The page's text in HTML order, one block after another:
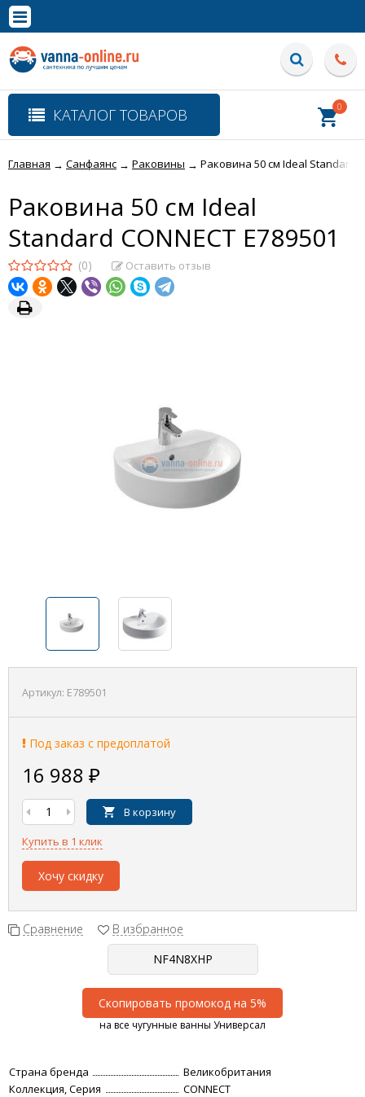
Полная версия сайта
КАТАЛОГ ТОВАРОВ 0
Главная → Санфаянс → Раковины → Раковина 50 см Ideal Standard
Раковина 50 см Ideal
Standard CONNECT E789501
(0) Оставить отзыв
Артикул: E789501
Под заказ с предоплатой
16 988 ₽
В корзину
Купить в 1 клик
Хочу скидку
Сравнение В избранное
Скопировать промокод на 5%
на все чугунные ванны Универсал
Страна бренда
Великобритания
Коллекция, Серия
CONNECT